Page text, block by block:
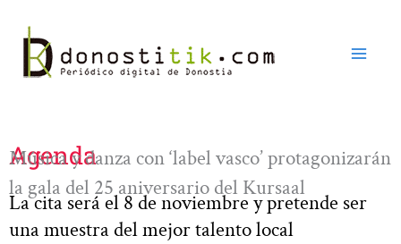
contenido
Agenda
Música y danza con ‘label vasco’ protagonizarán
la gala del 25 aniversario del Kursaal
La cita será el 8 de noviembre y pretende ser
una muestra del mejor talento local